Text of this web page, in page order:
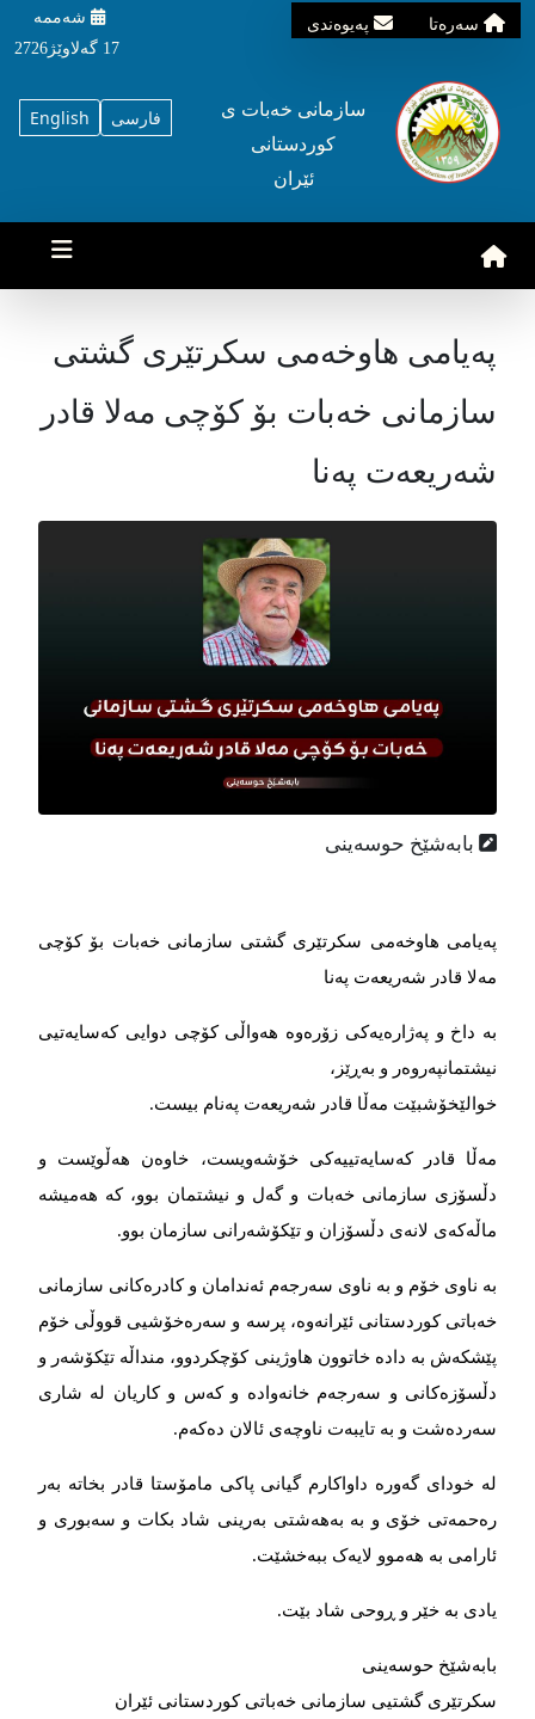
سه‌ره‌تا په‌یوه‌ندی
شه‌ممه‌
17 گه‌لاوێژ2726
English فارسی
سازمانی خه‌بات ی
کوردستانی
ئێران
پەیامی هاوخەمی سکرتێری گشتی
سازمانی خەبات بۆ کۆچی مەلا قادر
شەریعەت پەنا
بابەشێخ حوسەینی
پەیامی هاوخەمی سکرتێری گشتی سازمانی خەبات بۆ کۆچی
مەلا قادر شەریعەت پەنا
بە داخ و پەژارەیەکی زۆرەوە هەواڵی کۆچی دوایی کەسایەتیی
نیشتمانپەروەر و بەڕێز،
خوالێخۆشبێت مەڵا قادر شەریعەت پەنام بیست.
مەڵا قادر کەسایەتییەکی خۆشەویست، خاوەن هەڵوێست و
دڵسۆزی سازمانی خەبات و گەل و نیشتمان بوو، کە هەمیشە
ماڵەکەی لانەی دڵسۆزان و تێکۆشەرانی سازمان بوو.
بە ناوی خۆم و بە ناوی سەرجەم ئەندامان و کادرەکانی سازمانی
خەباتی کوردستانی ئێرانەوە، پرسە و سەرەخۆشیی قووڵی خۆم
پێشکەش بە دادە خاتوون هاوژینی کۆچکردوو، منداڵە تێکۆشەر و
دڵسۆزەکانی و سەرجەم خانەوادە و کەس و کاریان لە شاری
سەردەشت و بە تایبەت ناوچەی ئالان دەکەم.
لە خودای گەورە داواکارم گیانی پاکی مامۆستا قادر بخاتە بەر
رەحمەتی خۆی و بە بەهەشتی بەرینی شاد بکات و سەبوری و
ئارامی بە هەموو لایەک ببەخشێت.
یادی بە خێر و ڕوحی شاد بێت.
بابەشێخ حوسەینی
سکرتێری گشتیی سازمانی خەباتی کوردستانی ئێران